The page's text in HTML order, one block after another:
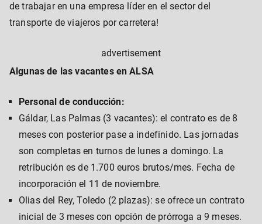
de trabajar en una empresa líder en el sector del
transporte de viajeros por carretera!
advertisement
Algunas de las vacantes en ALSA
Personal de conducción:
Gáldar, Las Palmas (3 vacantes): el contrato es de 8
meses con posterior pase a indefinido. Las jornadas
son completas en turnos de lunes a domingo. La
retribución es de 1.700 euros brutos/mes. Fecha de
incorporación el 11 de noviembre.
Olias del Rey, Toledo (2 plazas): se ofrece un contrato
inicial de 3 meses con opción de prórroga a 9 meses.